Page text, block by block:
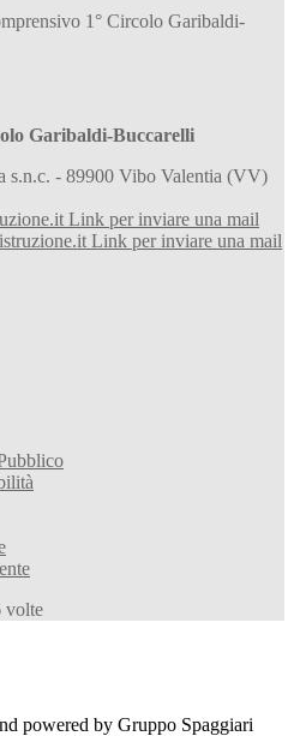
1° Circolo Garibaldi-
Garibaldi-Buccarelli
s.n.c. - 89900 Vibo Valentia (VV)
Link per inviare una mail
Link per inviare una mail
volte
powered by Gruppo Spaggiari